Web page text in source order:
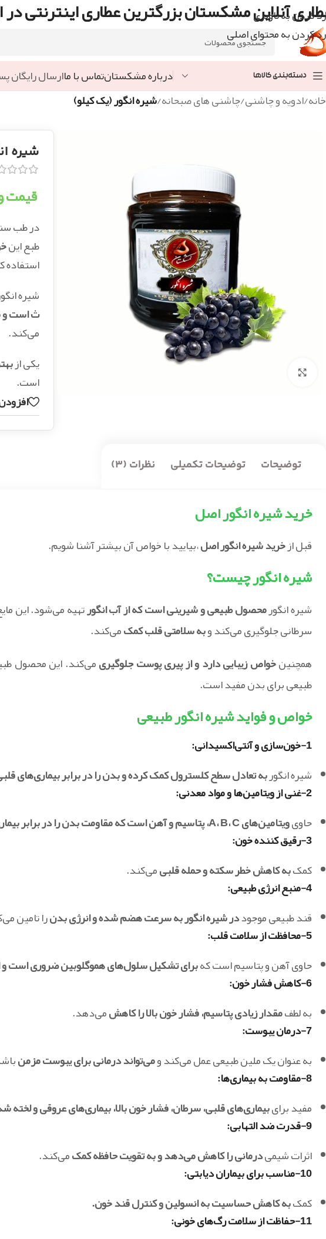
رد کردن به ناوبری
رد کردن به محتوای اصلی
آنلاین مشکستان بزرگترین عطاری اینترنتی در
دسته‌بندی کالاها درباره مشکستانتماس با ماارسال رایگان
خانه/ادویه و چاشنی/چاشنی های صبحانه/شیره انگور (یک کیلو)
شیره
قیمت
در طب
طبع این
استفاده
شیره
ث است و
می‌کند.
یکی از
است.
توضیحات توضیحات تکمیلی نظرات (3)
خرید شیره انگور اصل
قبل ازخرید شیره انگور اصل،بیایید با خواص آن بیشتر آشنا شویم.
شیره انگور چیست؟
شیره انگورمحصول طبیعی و شیرینی است که از آب انگورتهیه می‌شود. این
سرطانی جلوگیری می‌کند وبه سلامتی قلب کمکمی‌کند.
همچنینخواص زیبایی دارد و از پیری پوست جلوگیریمی‌کند. این محصول
طبیعی برای بدن مفید است.
خواص و فواید شیره انگور طبیعی
1-خون‌سازی و آنتی‌اکسیدانی:
شیره انگوربه تعادل سطح کلسترول کمک کرده و بدن را در برابر بیماری‌های
2-غنی از ویتامین‌ها و مواد معدنی:
حاویویتامین‌های A، B، C، پتاسیم و آهن است که مقاومت بدن را در برابر بیماری‌ها افزایش
3-رقیق کننده خون:
کمکبه کاهش خطر سکته و حمله قلبیمی‌کند.
4-منبع انرژی طبیعی:
قند طبیعی موجوددر شیره انگور به سرعت هضم شده و انرژی بدنرا تامین
5-محافظت از سلامت قلب:
حاوی آهن و پتاسیم است کهبرای تشکیل سلول‌های هموگلوبین ضروری است
6-کاهش فشار خون:
به لطفمقدار زیادی پتاسیم، فشار خون بالا را کاهشمی‌دهد.
7-درمان یبوست:
به عنوان یک ملین طبیعی عمل می‌کند ومی‌تواند درمانی برای یبوست مزمن
8-مقاومت به بیماری‌ها:
مفید برایبیماری‌های قلبی، سرطان، فشار خون بالا، بیماری‌های عروقی و
9-قدرت ضد التهابی:
اثرات شیمیدرمانی را کاهش می‌دهد و به تقویت حافظه کمکمی‌کند.
10-مناسب برای بیماران دیابتی:
کمکبه کاهش حساسیت به انسولین و کنترل قند خون.
11-حفاظت از سلامت رگ‌های خونی: